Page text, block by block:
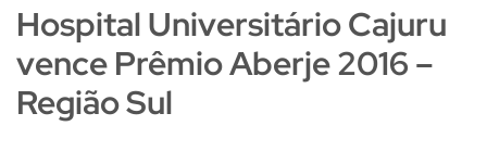
Hospital Universitário Cajuru
vence Prêmio Aberje 2016 –
Região Sul